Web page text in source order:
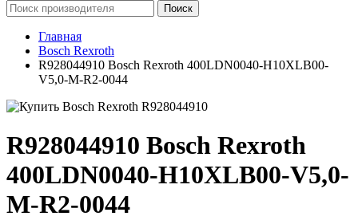
Поиск
Главная
Bosch Rexroth
R928044910 Bosch Rexroth 400LDN0040-H10XLB00-
V5,0-M-R2-0044
R928044910 Bosch Rexroth
400LDN0040-H10XLB00-V5,0-
M-R2-0044